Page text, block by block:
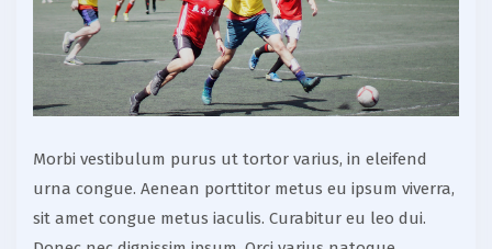
Morbi vestibulum purus ut tortor varius, in eleifend
urna congue. Aenean porttitor metus eu ipsum viverra,
sit amet congue metus iaculis. Curabitur eu leo dui.